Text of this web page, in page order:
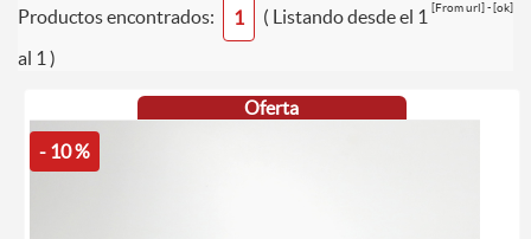
[From url] - [ok]
Productos encontrados: 1
( Listando desde el 1
al 1 )
Oferta
- 10 %